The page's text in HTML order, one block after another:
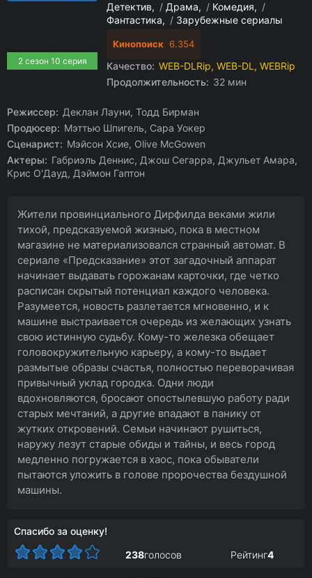
2 сезон 10 серия
Детектив
/ Драма / Комедия
/
Фантастика
/ Зарубежные сериалы
Кинопоиск 6.354
Качество: WEB-DLRip, WEB-DL, WEBRip
Продолжительность: 32 мин
Режиссер: Деклан Лауни, Тодд Бирман
Продюсер: Мэттью Шпигель, Сара Уокер
Сценарист: Мэйсон Хсие, Olive McGowen
Актеры: Габриэль Деннис, Джош Сегарра, Джульет Амара,
Крис О'Дауд, Дэймон Гаптон
Жители провинциального Дирфилда веками жили
тихой, предсказуемой жизнью, пока в местном
магазине не материализовался странный автомат. В
сериале «Предсказание» этот загадочный аппарат
начинает выдавать горожанам карточки, где четко
расписан скрытый потенциал каждого человека.
Разумеется, новость разлетается мгновенно, и к
машине выстраивается очередь из желающих узнать
свою истинную судьбу. Кому-то железка обещает
головокружительную карьеру, а кому-то выдает
размытые образы счастья, полностью переворачивая
привычный уклад городка. Одни люди
вдохновляются, бросают опостылевшую работу ради
старых мечтаний, а другие впадают в панику от
жутких откровений. Семьи начинают рушиться,
наружу лезут старые обиды и тайны, и весь город
медленно погружается в хаос, пока обыватели
пытаются уложить в голове пророчества бездушной
машины.
Спасибо за оценку!
238голосов Рейтинг4